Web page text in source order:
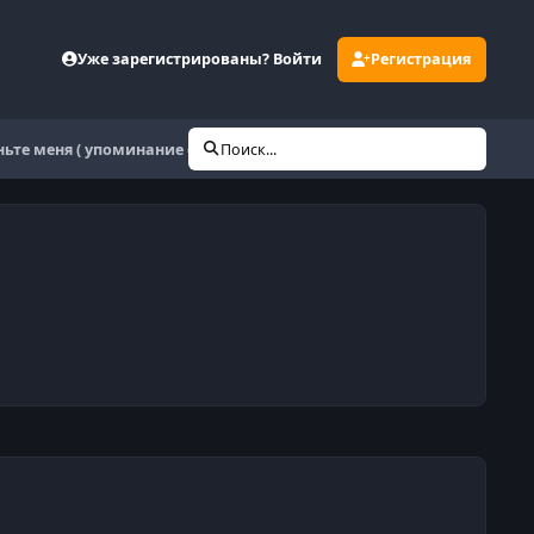
Уже зарегистрированы? Войти Регистрация
меня ( упоминание сторонних ресурсов )
Поиск...